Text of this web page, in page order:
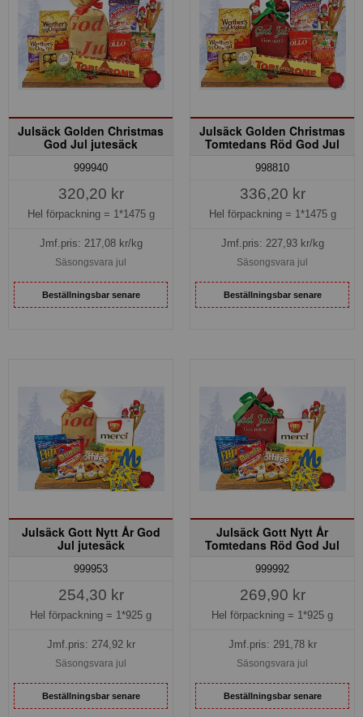
Julsäck Golden Christmas
God Jul jutesäck
999940
320,20 kr
Hel förpackning = 1*1475 g
Jmf.pris: 217,08kr/kg
Säsongsvara jul
Beställningsbar senare
Julsäck Golden Christmas
Tomtedans Röd God Jul
998810
336,20 kr
Hel förpackning = 1*1475 g
Jmf.pris: 227,93kr/kg
Säsongsvara jul
Beställningsbar senare
Julsäck Gott Nytt År God
Jul jutesäck
999953
254,30 kr
Hel förpackning = 1*925 g
Jmf.pris: 274,92kr
Säsongsvara jul
Beställningsbar senare
Julsäck Gott Nytt År
Tomtedans Röd God Jul
999992
269,90 kr
Hel förpackning = 1*925 g
Jmf.pris: 291,78kr
Säsongsvara jul
Beställningsbar senare